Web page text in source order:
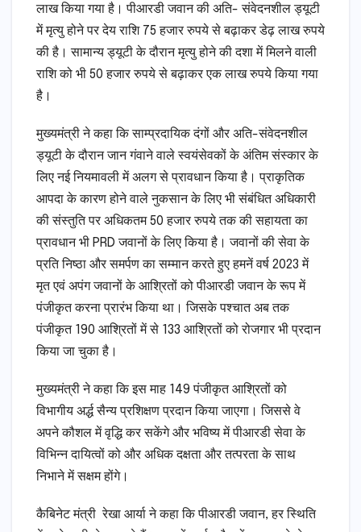
लाख किया गया है। पीआरडी जवान की अति- संवेदनशील ड्यूटी
में मृत्यु होने पर देय राशि 75 हजार रुपये से बढ़ाकर डेढ़ लाख रुपये
की है। सामान्य ड्यूटी के दौरान मृत्यु होने की दशा में मिलने वाली
राशि को भी 50 हजार रुपये से बढ़ाकर एक लाख रुपये किया गया
है।
मुख्यमंत्री ने कहा कि साम्प्रदायिक दंगों और अति-संवेदनशील
ड्यूटी के दौरान जान गंवाने वाले स्वयंसेवकों के अंतिम संस्कार के
लिए नई नियमावली में अलग से प्रावधान किया है। प्राकृतिक
आपदा के कारण होने वाले नुकसान के लिए भी संबंधित अधिकारी
की संस्तुति पर अधिकतम 50 हजार रुपये तक की सहायता का
प्रावधान भी PRD जवानों के लिए किया है। जवानों की सेवा के
प्रति निष्ठा और समर्पण का सम्मान करते हुए हमनें वर्ष 2023 में
मृत एवं अपंग जवानों के आश्रितों को पीआरडी जवान के रूप में
पंजीकृत करना प्रारंभ किया था। जिसके पश्चात अब तक
पंजीकृत 190 आश्रितों में से 133 आश्रितों को रोजगार भी प्रदान
किया जा चुका है।
मुख्यमंत्री ने कहा कि इस माह 149 पंजीकृत आश्रितों को
विभागीय अर्द्ध सैन्य प्रशिक्षण प्रदान किया जाएगा। जिससे वे
अपने कौशल में वृद्धि कर सकेंगे और भविष्य में पीआरडी सेवा के
विभिन्न दायित्वों को और अधिक दक्षता और तत्परता के साथ
निभाने में सक्षम होंगे।
कैबिनेट मंत्री रेखा आर्या ने कहा कि पीआरडी जवान, हर स्थिति